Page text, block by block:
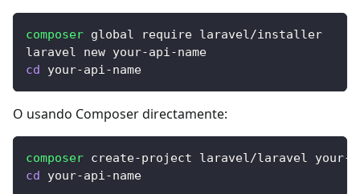
composer global require laravel/installer
laravel new your-api-name
cd your-api-name
O usando Composer directamente:
composer create-project laravel/laravel your-
cd your-api-name